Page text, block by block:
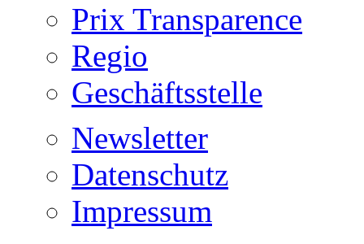
Prix Transparence
Regio
Geschäftsstelle
Newsletter
Datenschutz
Impressum